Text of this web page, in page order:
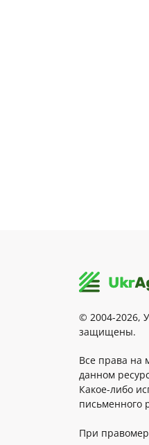
© 2004-2026,
защищены.
Все права на
данном
Какое-либо
письменного
При